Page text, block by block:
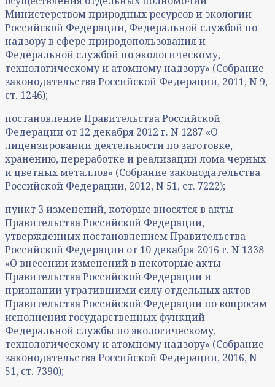
Министерством природных ресурсов и экологии
Российской Федерации, Федеральной службой по
надзору в сфере природопользования и
Федеральной службой по экологическому,
технологическому и атомному надзору» (Собрание
законодательства Российской Федерации, 2011, N 9,
ст. 1246);
постановление Правительства Российской
Федерации от 12 декабря 2012 г. N 1287 «О
лицензировании деятельности по заготовке,
хранению, переработке и реализации лома черных
и цветных металлов» (Собрание законодательства
Российской Федерации, 2012, N 51, ст. 7222);
пункт 3 изменений, которые вносятся в акты
Правительства Российской Федерации,
утвержденных постановлением Правительства
Российской Федерации от 10 декабря 2016 г. N 1338
«О внесении изменений в некоторые акты
Правительства Российской Федерации и
признании утратившими силу отдельных актов
Правительства Российской Федерации по вопросам
исполнения государственных функций
Федеральной службы по экологическому,
технологическому и атомному надзору» (Собрание
законодательства Российской Федерации, 2016, N
51, ст. 7390);